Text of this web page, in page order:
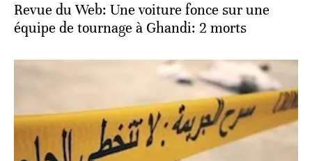
Revue du Web: Une voiture fonce sur une
équipe de tournage à Ghandi: 2 morts